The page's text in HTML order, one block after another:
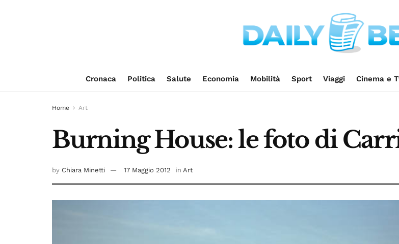
Cronaca Politica Salute Economia Mobilità Sport Viaggi Cinema e
Home Art
Burning House: le foto di
by Chiara Minetti 17 Maggio 2012 in Art